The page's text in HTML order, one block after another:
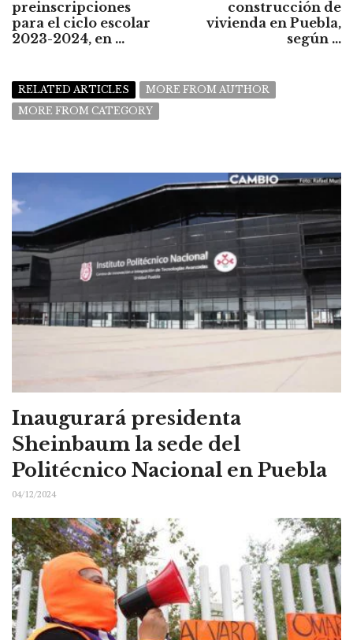
preinscripciones
para el ciclo escolar
2023-2024, en ...
construcción de
vivienda en Puebla,
según ...
RELATED ARTICLES
MORE FROM AUTHOR
MORE FROM CATEGORY
Inaugurará presidenta
Sheinbaum la sede del
Politécnico Nacional en Puebla
04/12/2024